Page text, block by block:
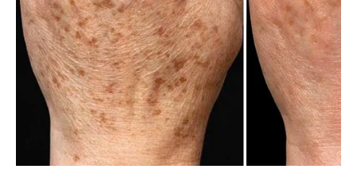
SREĆA, NOVI LJUDI
Vodolija je znak koji deluje nedodirljivo, ali iznutra sve
oseća. Ti često ćutiš jer ne želiš da objašnjavaš. Ti se
povlačiš jer ne želiš da se raspravljaš. Ti biraš samoću jer
ti je draža od pogrešnih ljudi.
U poslednjem periodu mogla si se osećati kao da si